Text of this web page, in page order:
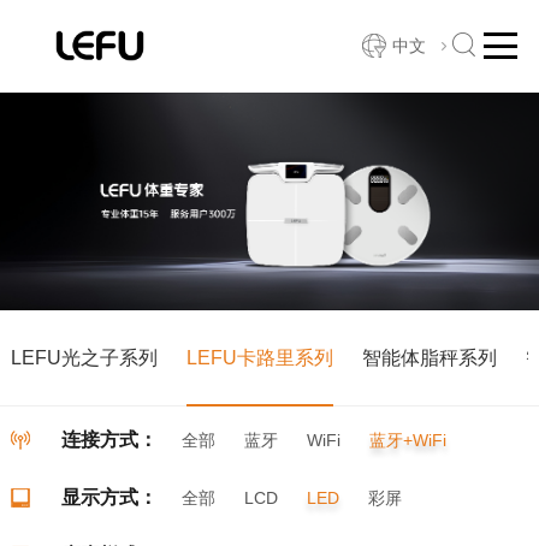
中文
LEFU光之子系列 LEFU卡路里系列 智能体脂秤系列
连接方式： 全部 蓝牙 WiFi 蓝牙+WiFi
显示方式： 全部 LCD LED 彩屏